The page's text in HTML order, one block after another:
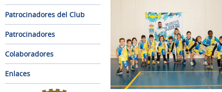
Patrocinadores del Club
Patrocinadores
Colaboradores
Enlaces